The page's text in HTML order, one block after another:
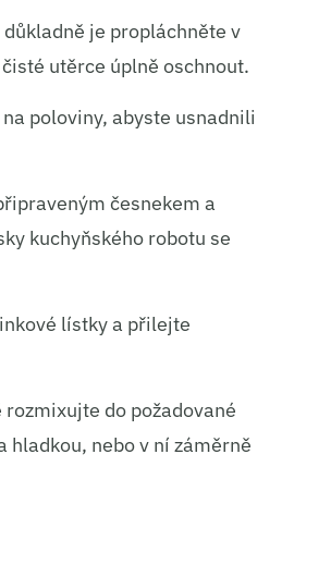
je propláchněte v
utěrce úplně oschnout.
poloviny, abyste usnadnili
česnekem a
kuchyňského robotu se
lístky a přilejte
do požadované
nebo v ní záměrně